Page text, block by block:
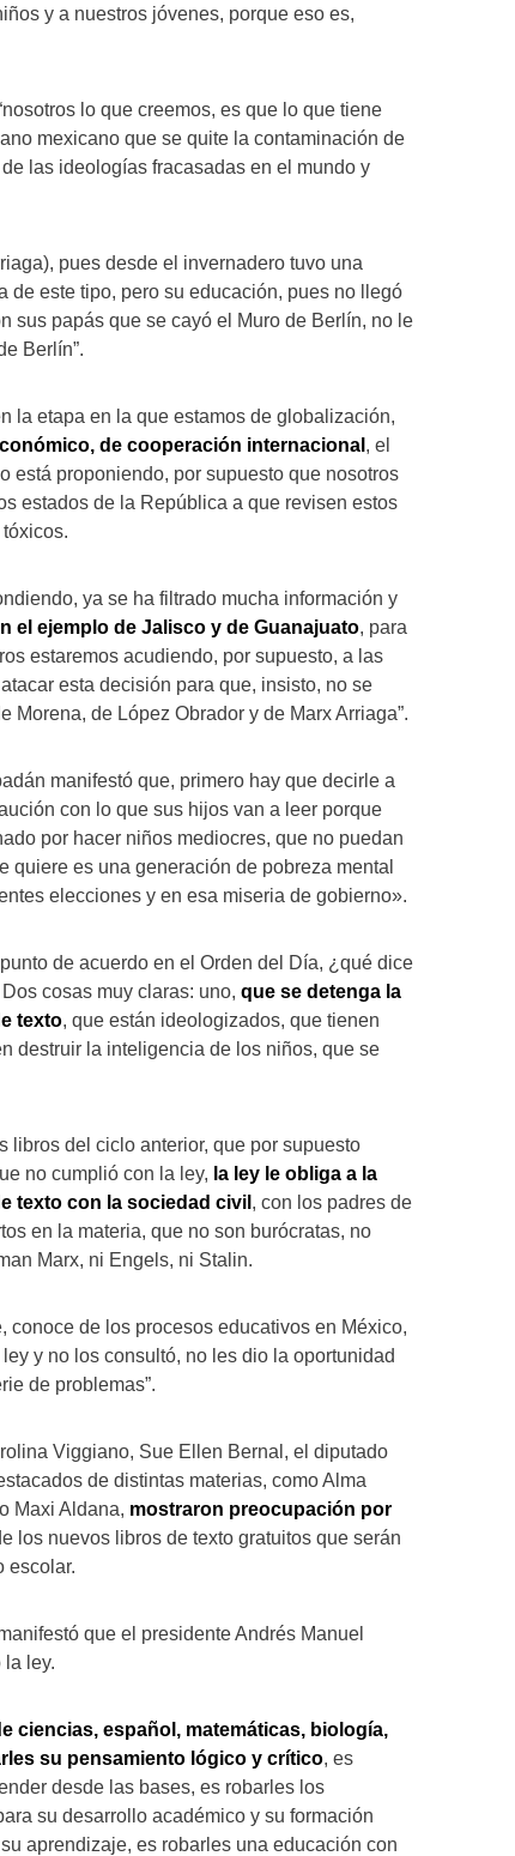
y a nuestros jóvenes, porque eso es,
lo que creemos, es que lo que tiene
mexicano que se quite la contaminación de
las ideologías fracasadas en el mundo y
pues desde el invernadero tuvo una
de este tipo, pero su educación, pues no llegó
sus papás que se cayó el Muro de Berlín, no le
Berlín”.
la etapa en la que estamos de globalización,
de cooperación internacional , el
está proponiendo, por supuesto que nosotros
estados de la República a que revisen estos
ya se ha filtrado mucha información y
el ejemplo de Jalisco y de Guanajuato, para
estaremos acudiendo, por supuesto, a las
esta decisión para que, insisto, no se
Morena, de López Obrador y de Marx Arriaga”.
manifestó que, primero hay que decirle a
con lo que sus hijos van a leer porque
por hacer niños mediocres, que no puedan
quiere es una generación de pobreza mental
elecciones y en esa miseria de gobierno».
de acuerdo en el Orden del Día, ¿qué dice
cosas muy claras: uno, que se detenga la
texto, que están ideologizados, que tienen
destruir la inteligencia de los niños, que se
libros del ciclo anterior, que por supuesto
no cumplió con la ley, la ley le obliga a la
texto con la sociedad civil , con los padres de
en la materia, que no son burócratas, no
Marx, ni Engels, ni Stalin.
conoce de los procesos educativos en México,
y no los consultó, no les dio la oportunidad
de problemas”.
Viggiano, Sue Ellen Bernal, el diputado
de distintas materias, como Alma
Maxi Aldana, mostraron preocupación por
los nuevos libros de texto gratuitos que serán
escolar.
que el presidente Andrés Manuel
la ley.
ciencias, español, matemáticas, biología,
su pensamiento lógico y crítico, es
desde las bases, es robarles los
su desarrollo académico y su formación
aprendizaje, es robarles una educación con